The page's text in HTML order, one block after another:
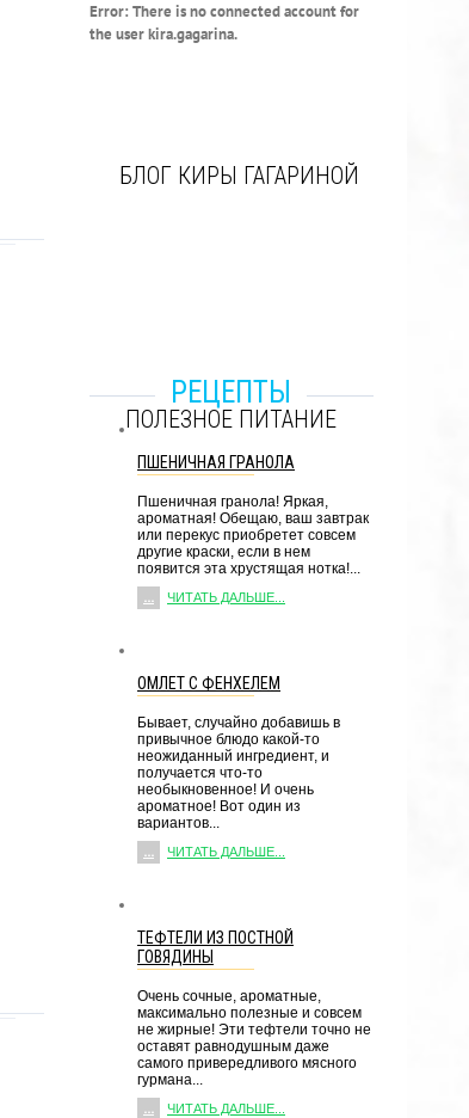
Error: There is no connected account for
the user kira.gagarina.
БЛОГ КИРЫ ГАГАРИНОЙ
РЕЦЕПТЫ
ПОЛЕЗНОЕ ПИТАНИЕ
ПШЕНИЧНАЯ ГРАНОЛА
Пшеничная гранола! Яркая,
ароматная! Обещаю, ваш завтрак
или перекус приобретет совсем
другие краски, если в нем
появится эта хрустящая нотка!...
...
ЧИТАТЬ ДАЛЬШЕ...
ОМЛЕТ С ФЕНХЕЛЕМ
Бывает, случайно добавишь в
привычное блюдо какой-то
неожиданный ингредиент, и
получается что-то
необыкновенное! И очень
ароматное! Вот один из
вариантов...
...
ЧИТАТЬ ДАЛЬШЕ...
ТЕФТЕЛИ ИЗ ПОСТНОЙ
ГОВЯДИНЫ
Очень сочные, ароматные,
максимально полезные и совсем
не жирные! Эти тефтели точно не
оставят равнодушным даже
самого привередливого мясного
гурмана...
...
ЧИТАТЬ ДАЛЬШЕ...